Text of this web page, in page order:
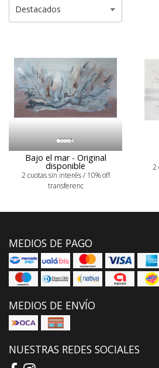
Bajo el mar - Original
disponible
2 cuotas sin interés / 10% off
transferenc
2
MEDIOS DE PAGO
MEDIOS DE ENVÍO
NUESTRAS REDES SOCIALES